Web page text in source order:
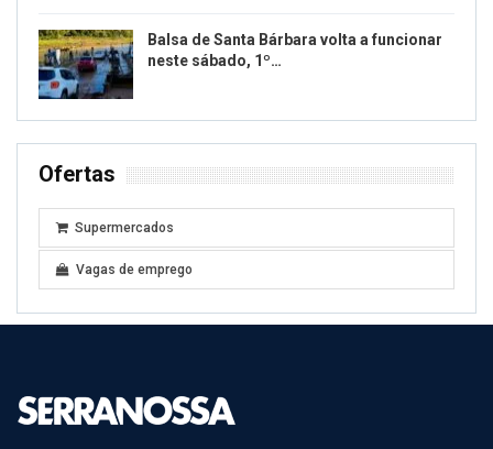
Balsa de Santa Bárbara volta a funcionar
neste sábado, 1º…
Ofertas
Supermercados
Vagas de emprego